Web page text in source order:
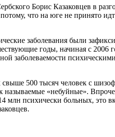
Борис Казаковцев в
что на юге не принято
заболевания были
годы, начиная с 2006
заболеваемости
500 тысяч человек с
называемые «небуйные».
психически больных, это